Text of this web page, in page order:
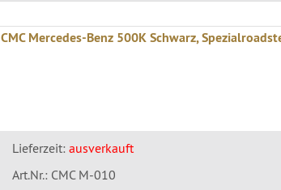
CMC Mercedes-Benz 500K Schwarz,
Lieferzeit: ausverkauft
Art.Nr.: CMC M-010